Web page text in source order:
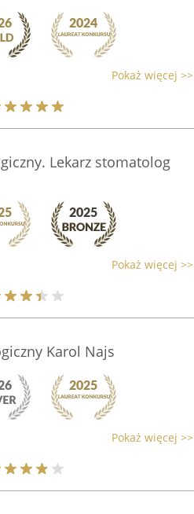
Pokaż więcej >>
Lekarz stomatolog
Pokaż więcej >>
Karol Najs
Pokaż więcej >>